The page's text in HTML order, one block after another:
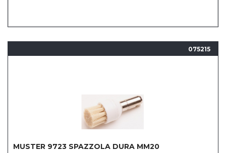
075215
MUSTER 9723 SPAZZOLA DURA MM20